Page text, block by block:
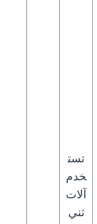
تست
خدم
آلات
ثني